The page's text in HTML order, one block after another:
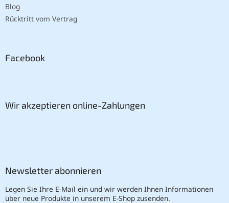
Blog
Rücktritt vom Vertrag
Facebook
Wir akzeptieren online-Zahlungen
Newsletter abonnieren
Legen Sie Ihre E-Mail ein und wir werden Ihnen Informationen
über neue Produkte in unserem E-Shop zusenden.